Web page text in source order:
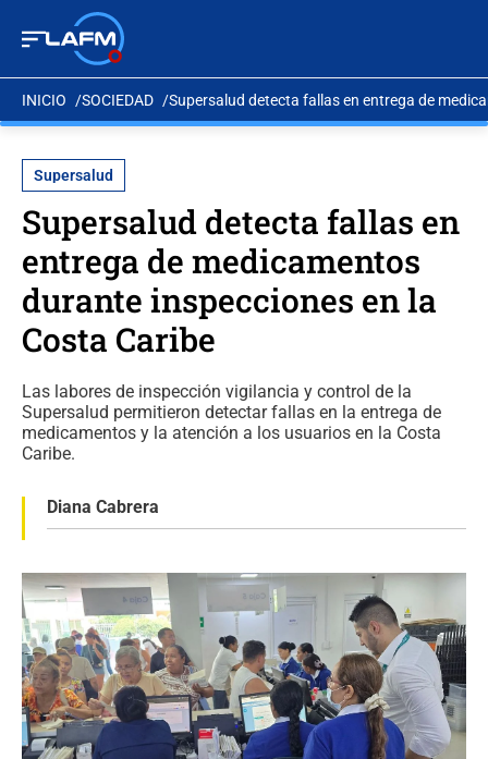
INICIO SOCIEDAD Supersalud detecta fallas en entrega de
Supersalud
Supersalud detecta fallas en
entrega de medicamentos
durante inspecciones en la
Costa Caribe
Las labores de inspección vigilancia y control de la
Supersalud permitieron detectar fallas en la entrega de
medicamentos y la atención a los usuarios en la Costa
Caribe.
Diana Cabrera